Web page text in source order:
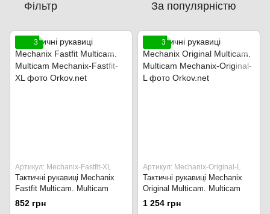
Фільтр За популярністю
3
Артикул: Mechanix-Fastfit-XL
Тактичні рукавиці Mechanix
Fastfit Multicam. Multicam
852 грн
3
Артикул: Mechanix-Original-L
Тактичні рукавиці Mechanix
Original Multicam. Multicam
1 254 грн